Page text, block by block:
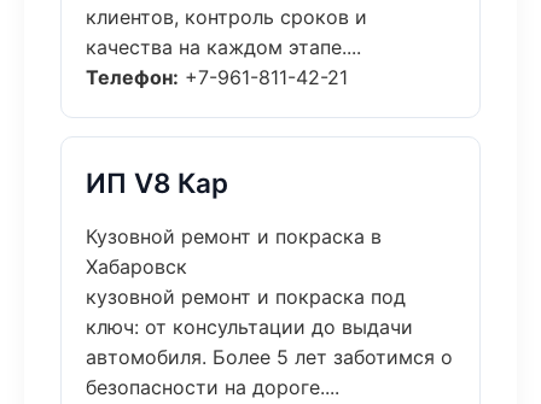
клиентов, контроль сроков и
качества на каждом этапе....
Телефон: +7-961-811-42-21
ИП V8 Кар
Кузовной ремонт и покраска в
Хабаровск
кузовной ремонт и покраска под
ключ: от консультации до выдачи
автомобиля. Более 5 лет заботимся о
безопасности на дороге....